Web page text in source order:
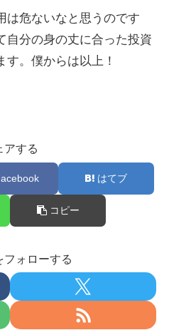
は危ないなと思うのです
自分の身の丈に合った投資
す。僕からは以上！
アする
はてブ
コピー
フォローする